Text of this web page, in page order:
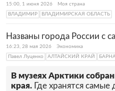
15:00, 1 июня 2026
Моя страна
ВЛАДИМИР
ВЛАДИМИРСКАЯ ОБЛАСТЬ
Названы города России с
16:23, 28 мая 2026
Экономика
Павел Луценко
АЛТАЙСКИЙ КРАЙ
В музеях Арктики
края. Где хранятся